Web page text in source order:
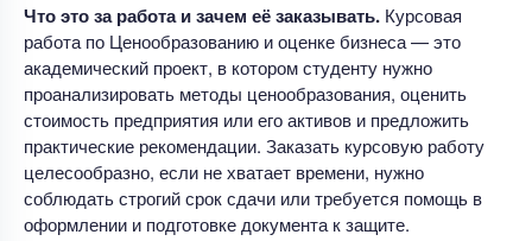
Что это за работа и зачем её заказывать. Курсовая
работа по Ценообразованию и оценке бизнеса — это
академический проект, в котором студенту нужно
проанализировать методы ценообразования, оценить
стоимость предприятия или его активов и предложить
практические рекомендации. Заказать курсовую работу
целесообразно, если не хватает времени, нужно
соблюдать строгий срок сдачи или требуется помощь в
оформлении и подготовке документа к защите.